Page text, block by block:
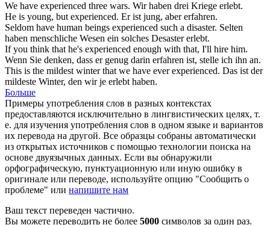
We have experienced three wars. Wir haben drei Kriege erlebt.
He is young, but experienced. Er ist jung, abererfahren.
Seldom have human beings experienced such a disaster. Selten
haben menschliche Wesen ein solches Desastererlebt.
If you think that he's experienced enough with that, I'll hire him.
Wenn Sie denken, dass er genug darin erfahren ist, stelle ich ihn an.
This is the mildest winter that we have everexperienced. Das ist der
mildeste Winter, den wir je erlebt haben.
Больше
Примеры употребления слов в разных контекстах
предоставляются исключительно в лингвистических целях, т.
е. для изучения употребления слов в одном языке и вариантов
их перевода на другой. Все образцы собраны автоматически
из открытых источников с помощью технологии поиска на
основе двуязычных данных. Если вы обнаружили
орфографическую, пунктуационную или иную ошибку в
оригинале или переводе, используйте опцию "Сообщить о
проблеме" или напишите нам
Ваш текст переведен частично.
Вы можете переводить не более 5000 символов за один раз.